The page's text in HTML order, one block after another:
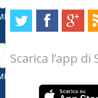
Scarica l’app